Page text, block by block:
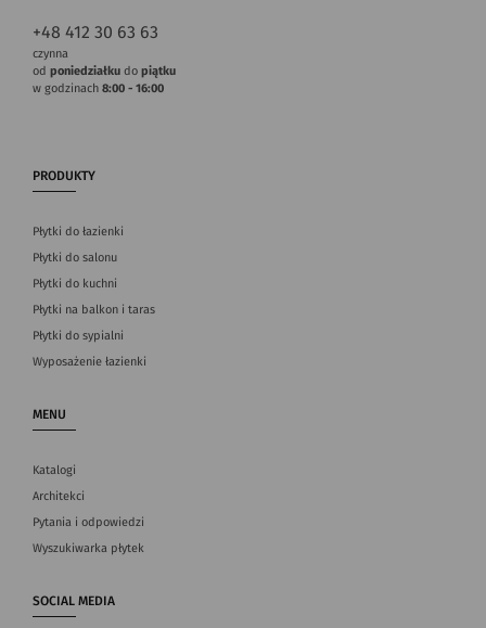
+48 412 30 63 63
czynna
od poniedziałku do piątku
w godzinach 8:00 - 16:00
PRODUKTY
Płytki do łazienki
Płytki do salonu
Płytki do kuchni
Płytki na balkon i taras
Płytki do sypialni
Wyposażenie łazienki
MENU
Katalogi
Architekci
Pytania i odpowiedzi
Wyszukiwarka płytek
SOCIAL MEDIA